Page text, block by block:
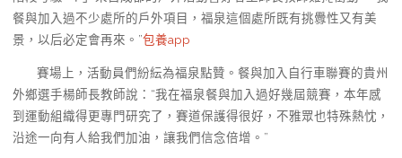
餐與加入過不少處所的戶外項目，福泉這個處所既有挑釁性又有美
景，以后必定會再來。”包養app
賽場上，活動員們紛紜為福泉點贊。餐與加入自行車聯賽的貴州
外鄉選手楊師長教師說：“我在福泉餐與加入過好幾屆競賽，本年感
到運動組織得更專門研究了，賽道保護得很好，不雅眾也特殊熱忱，
沿途一向有人給我們加油，讓我們信念倍增。”